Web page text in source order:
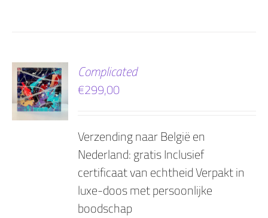
Complicated
€299,00
Verzending naar België en
Nederland: gratis Inclusief
certificaat van echtheid Verpakt in
luxe-doos met persoonlijke
boodschap